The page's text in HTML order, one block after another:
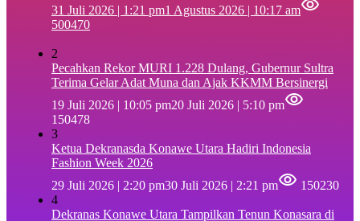
31 Juli 2026 | 1:21 pm1 Agustus 2026 | 10:17 am
500470
2
Pecahkan Rekor MURI 1.228 Dulang, Gubernur Sultra
Terima Gelar Adat Muna dan Ajak KKMM Bersinergi
19 Juli 2026 | 10:05 pm20 Juli 2026 | 5:10 pm
150478
3
Ketua Dekranasda Konawe Utara Hadiri Indonesia
Fashion Week 2026
29 Juli 2026 | 2:20 pm30 Juli 2026 | 2:21 pm
150230
4
Dekranas Konawe Utara Tampilkan Tenun Konasara di